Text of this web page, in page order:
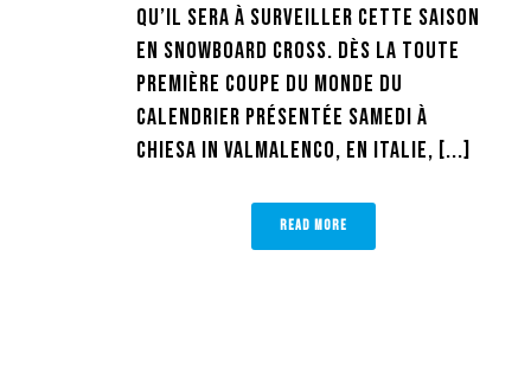
qu’il sera à surveiller cette saison
en snowboard cross. Dès la toute
première Coupe du monde du
calendrier présentée samedi à
Chiesa in Valmalenco, en Italie, [...]
READ MORE